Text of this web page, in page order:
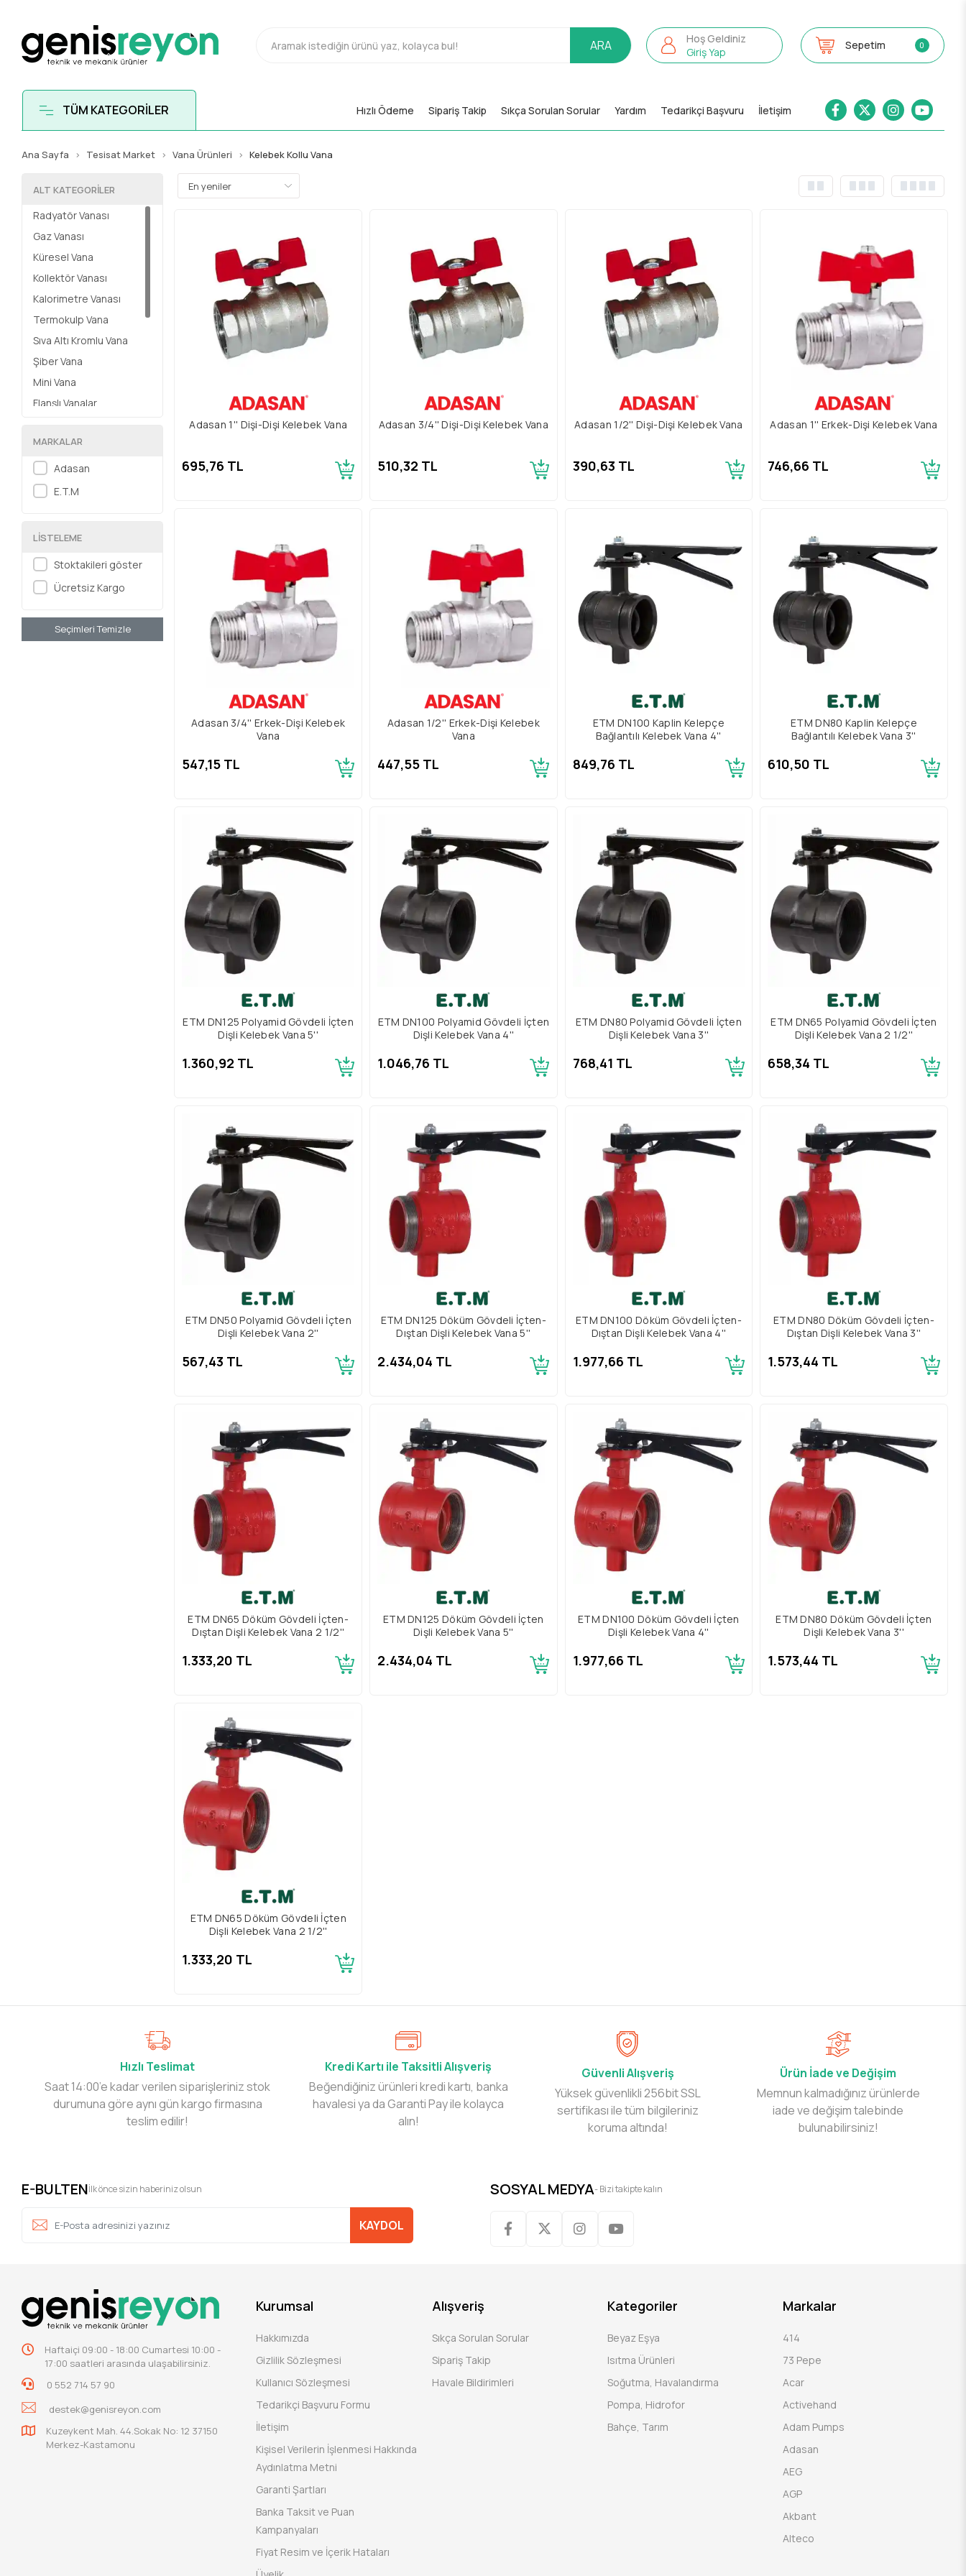
ARA
Hoş Geldiniz
Giriş Yap
Sepetim 0
TÜM KATEGORİLER Hızlı Ödeme Sipariş Takip Sıkça Sorulan Sorular Yardım Tedarikçi Başvuru İletişim
Ana Sayfa Tesisat Market Vana Ürünleri Kelebek Kollu Vana
ALT KATEGORILER
Radyatör Vanası
Gaz Vanası
Küresel Vana
Kollektör Vanası
Kalorimetre Vanası
Termokulp Vana
Sıva Altı Kromlu Vana
Şiber Vana
Mini Vana
Flanşlı Vanalar
Gübreleme Vanası
Ters Yıkama Vanası
Hat Vanası
MARKALAR
Adasan
E.T.M
LISTELEME
Stoktakileri göster
Ücretsiz Kargo
Seçimleri Temizle
Adasan 1'' Dişi-Dişi Kelebek Vana
695,76 TL
Adasan 3/4'' Dişi-Dişi Kelebek Vana
510,32 TL
Adasan 1/2'' Dişi-Dişi Kelebek Vana
390,63 TL
Adasan 1'' Erkek-Dişi Kelebek Vana
746,66 TL
Adasan 3/4'' Erkek-Dişi Kelebek
Vana
547,15 TL
Adasan 1/2'' Erkek-Dişi Kelebek
Vana
447,55 TL
ETM DN100 Kaplin Kelepçe
Bağlantılı Kelebek Vana 4''
849,76 TL
ETM DN80 Kaplin Kelepçe
Bağlantılı Kelebek Vana 3''
610,50 TL
ETM DN125 Polyamid Gövdeli İçten
Dişli Kelebek Vana 5''
1.360,92 TL
ETM DN100 Polyamid Gövdeli İçten
Dişli Kelebek Vana 4''
1.046,76 TL
ETM DN80 Polyamid Gövdeli İçten
Dişli Kelebek Vana 3''
768,41 TL
ETM DN65 Polyamid Gövdeli İçten
Dişli Kelebek Vana 2 1/2''
658,34 TL
ETM DN50 Polyamid Gövdeli İçten
Dişli Kelebek Vana 2''
567,43 TL
ETM DN125 Döküm Gövdeli İçten-
Dıştan Dişli Kelebek Vana 5''
2.434,04 TL
ETM DN100 Döküm Gövdeli İçten-
Dıştan Dişli Kelebek Vana 4''
1.977,66 TL
ETM DN80 Döküm Gövdeli İçten-
Dıştan Dişli Kelebek Vana 3''
1.573,44 TL
ETM DN65 Döküm Gövdeli İçten-
Dıştan Dişli Kelebek Vana 2 1/2''
1.333,20 TL
ETM DN125 Döküm Gövdeli İçten
Dişli Kelebek Vana 5''
2.434,04 TL
ETM DN100 Döküm Gövdeli İçten
Dişli Kelebek Vana 4''
1.977,66 TL
ETM DN80 Döküm Gövdeli İçten
Dişli Kelebek Vana 3''
1.573,44 TL
ETM DN65 Döküm Gövdeli İçten
Dişli Kelebek Vana 2 1/2''
1.333,20 TL
Hızlı Teslimat
Saat 14:00’e kadar verilen siparişleriniz stok
durumuna göre aynı gün kargo firmasına
teslim edilir!
Kredi Kartı ile Taksitli Alışveriş
Beğendiğiniz ürünleri kredi kartı, banka
havalesi ya da Garanti Pay ile kolayca
alın!
Güvenli Alışveriş
Yüksek güvenlikli 256bit SSL
sertifikası ile tüm bilgileriniz
koruma altında!
Ürün İade ve Değişim
Memnun kalmadığınız ürünlerde
iade ve değişim talebinde
bulunabilirsiniz!
E-BULTENİlk önce sizin haberiniz olsun
KAYDOL
SOSYAL MEDYA- Bizi takipte kalın
Haftaiçi 09:00 - 18:00 Cumartesi 10:00 -
17:00 saatleri arasında ulaşabilirsiniz.
0 552 714 57 90
destek@genisreyon.com
Kuzeykent Mah. 44.Sokak No: 12 37150
Merkez-Kastamonu
Kurumsal
Hakkımızda
Gizlilik Sözleşmesi
Kullanıcı Sözleşmesi
Tedarikçi Başvuru Formu
İletişim
Kişisel Verilerin İşlenmesi Hakkında
Aydınlatma Metni
Garanti Şartları
Banka Taksit ve Puan
Kampanyaları
Fiyat Resim ve İçerik Hataları
Alışveriş
Sıkça Sorulan Sorular
Sipariş Takip
Havale Bildirimleri
Kategoriler
Beyaz Eşya
Isıtma Ürünleri
Soğutma, Havalandırma
Pompa, Hidrofor
Bahçe, Tarım
Markalar
414
73 Pepe
Acar
Activehand
Adam Pumps
Adasan
AEG
AGP
Akbant
Alteco